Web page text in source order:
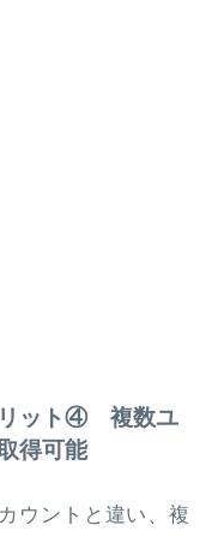
リット④ 複数ユ
得可能
ウントと違い、複